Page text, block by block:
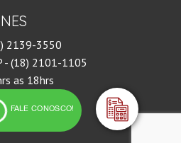
FALE CONOSCO!
2139-3550
- (18) 2101-1105
as 18hrs
13hrs